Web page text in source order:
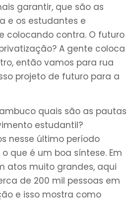
garantir, que são as
e os estudantes e
colocando contra. O futuro
A gente coloca
então vamos para rua
projeto de futuro para a
quais são as pautas
estudantil?
nesse último período
que é um boa síntese. Em
atos muito grandes, aqui
de 200 mil pessoas em
e isso mostra como